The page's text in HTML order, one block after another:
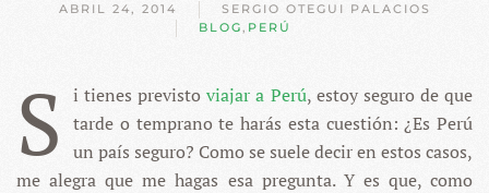
ABRIL 24, 2014
SERGIO OTEGUI PALACIOS
BLOG, PERÚ
S i tienes previstoviajar a Perú, estoy seguro de que
tarde o temprano te harás esta cuestión: ¿Es Perú
un país seguro? Como se suele decir en estos casos,
me alegra que me hagas esa pregunta. Y es que, como